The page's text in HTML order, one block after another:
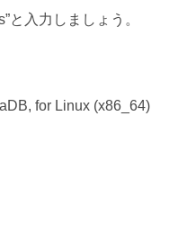
と入力しましょう。
for Linux (x86_64)